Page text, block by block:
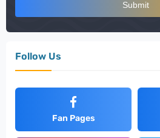
Follow Us
Fan Pages